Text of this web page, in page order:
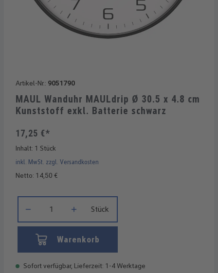
Artikel-Nr.: 9051790
MAUL Wanduhr MAULdrip Ø 30.5 x 4.8 cm
Kunststoff exkl. Batterie schwarz
17,25 €*
Inhalt: 1 Stück
inkl. MwSt. zzgl. Versandkosten
Netto: 14,50 €
Stück
Warenkorb
Sofort verfügbar, Lieferzeit: 1-4 Werktage